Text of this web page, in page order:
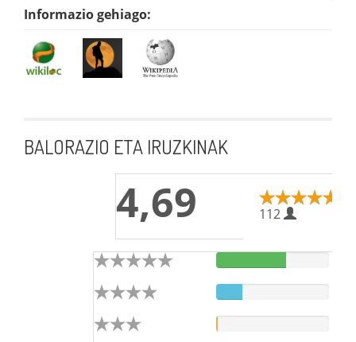
Informazio gehiago:
BALORAZIO ETA IRUZKINAK
4,69 112